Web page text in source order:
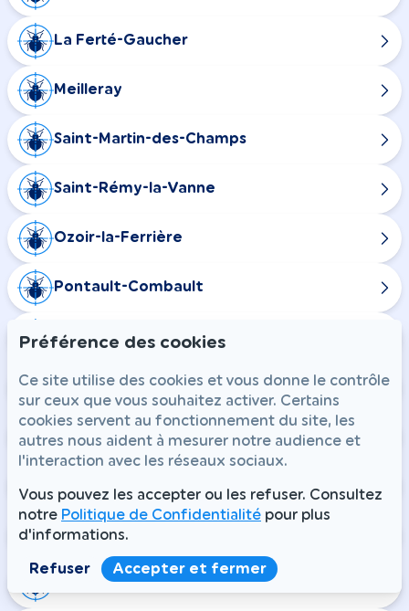
La Ferté-Gaucher
Meilleray
Saint-Martin-des-Champs
Saint-Rémy-la-Vanne
Ozoir-la-Ferrière
Pontault-Combault
Boissise-la-Bertrand
Le Mée-sur-Seine
Vaires-sur-Marne
Gastins
La Chapelle-Rablais
Préférence des cookies
Ce site utilise des cookies et vous donne le contrôle
sur ceux que vous souhaitez activer. Certains
cookies servent au fonctionnement du site, les
autres nous aident à mesurer notre audience et
l'interaction avec les réseaux sociaux.
Vous pouvez les accepter ou les refuser. Consultez
notre Politique de Confidentialité pour plus
d'informations.
Refuser Accepter et fermer